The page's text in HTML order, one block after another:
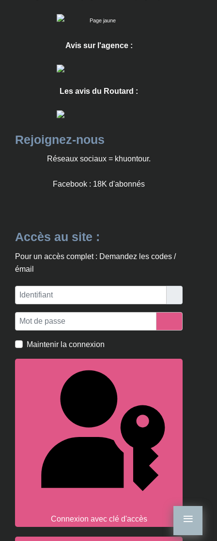
Avis sur l'agence :
Les avis du Routard :
Rejoignez-nous
Réseaux sociaux = khuontour.
Facebook : 18K d'abonnés
Accès au site :
Pour un accès complet : Demandez les codes /
émail
Identifiant
Mot de passe
Maintenir la connexion
Connexion avec clé d'accès ≡